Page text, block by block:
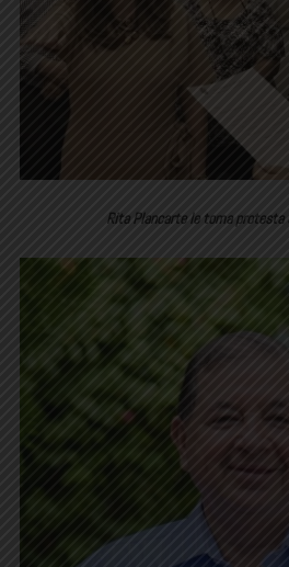
Rita Plancarte le toma protesta